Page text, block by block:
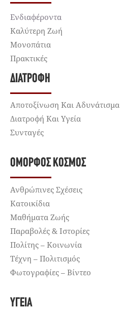
Ενδιαφέροντα
Καλύτερη Ζωή
Μονοπάτια
Πρακτικές
ΔΙΑΤΡΟΦΉ
Αποτοξίνωση Και Αδυνάτισμα
Διατροφή Και Υγεία
Συνταγές
ΌΜΟΡΦΟΣ ΚΌΣΜΟΣ
Ανθρώπινες Σχέσεις
Κατοικίδια
Μαθήματα Ζωής
Παραβολές & Ιστορίες
Πολίτης – Κοινωνία
Τέχνη – Πολιτισμός
Φωτογραφίες – Βίντεο
ΥΓΕΊΑ